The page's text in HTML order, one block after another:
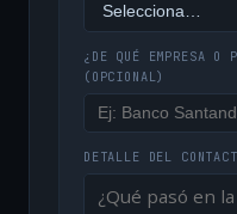
¿DE QUÉ EMPRESA O
(OPCIONAL)
DETALLE DEL